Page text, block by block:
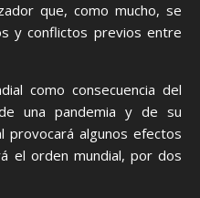
que, como mucho, se
y conflictos previos entre
como consecuencia del
una pandemia y de su
provocará algunos efectos
el orden mundial, por dos